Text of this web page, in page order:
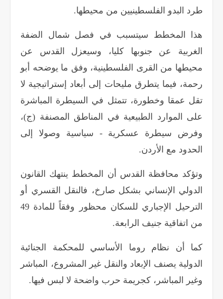
طرد البدو الفلسطينيين من محيطها.
هذا المخطط سيتسبب في فصل شمال الضفة
الغربية عن جنوبها كليا، وسيعزل القدس عن
محيطها من القرى الفلسطينية، وفق ما يوضحه أبو
رحمة، فيما يتطرق مليحات إلى أبعاد إستراتيجية لا
تقل عمقا وخطورة، تتمثل في السيطرة المباشرة
على الموارد الطبيعية في المناطق المصنفة (ج)،
وفرض سيطرة عسكرية - سياسية وصولا إلى
الحدود مع الأردن.
وتؤكد محافظة القدس أن المخطط ينتهك القانون
الدولي الإنساني بشكل صارخ، فالنقل القسري أو
الترحيل الإجباري للسكان محظور وفقاً للمادة 49
من اتفاقية جنيف الرابعة.
كما أن نظام روما الأساسي للمحكمة الجنائية
الدولية يصنف الإبعاد والنقل غير المشروع، المباشر
وغير المباشر، كجريمة حرب واضحة لا لبس فيها.